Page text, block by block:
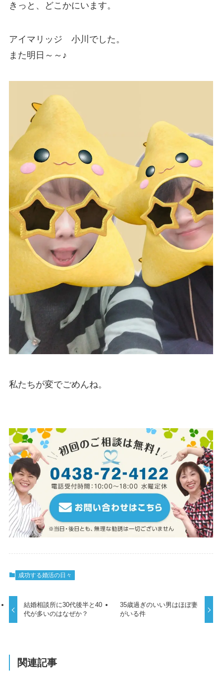
きっと、どこかにいます。
アイマリッジ 小川でした。
また明日～～♪
私たちが変でごめんね。
成功する婚活の日々
結婚相談所に30代後半と40
代が多いのはなぜか？
35歳過ぎのいい男はほぼ妻
がいる件
関連記事